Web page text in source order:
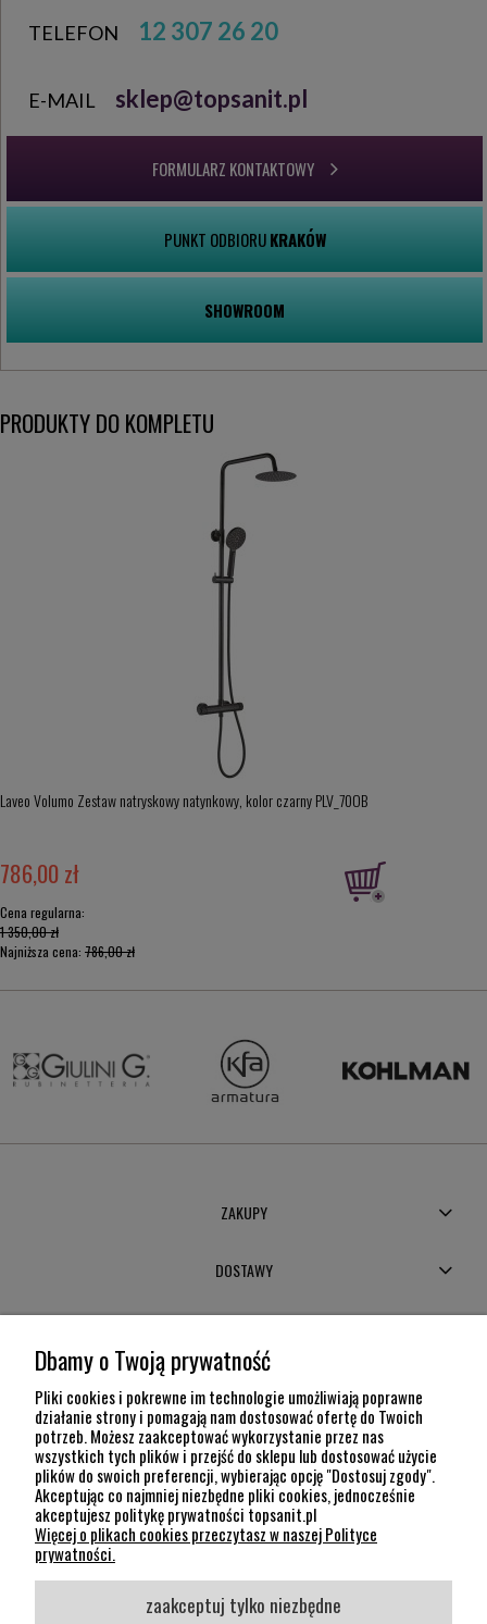
TELEFON 12 307 26 20
E-MAIL sklep@topsanit.pl
FORMULARZ KONTAKTOWY
PUNKT ODBIORUKRAKÓW
SHOWROOM
PRODUKTY DO KOMPLETU
Laveo Volumo Zestaw natryskowy natynkowy, kolor czarny PLV_70OB
786,00 zł
Cena regularna:
1 350,00 zł
Najniższa cena: 786,00 zł
ZAKUPY
DOSTAWY
POMOC
INFORMACJE
KONTAKT
12 307 26 20
Kraków, 30-704 Na Dołach 8
SOCIAL MEDIA
Dbamy o Twoją prywatność
Pliki cookies i pokrewne im technologie umożliwiają poprawne
działanie strony i pomagają nam dostosować ofertę do Twoich
potrzeb. Możesz zaakceptować wykorzystanie przez nas
wszystkich tych plików i przejść do sklepu lub dostosować użycie
plików do swoich preferencji, wybierając opcję "Dostosuj zgody".
Akceptując co najmniej niezbędne pliki cookies, jednocześnie
akceptujesz politykę prywatności topsanit.pl
Więcej o plikach cookies przeczytasz w naszej Polityce
prywatności.
zaakceptuj tylko niezbędne